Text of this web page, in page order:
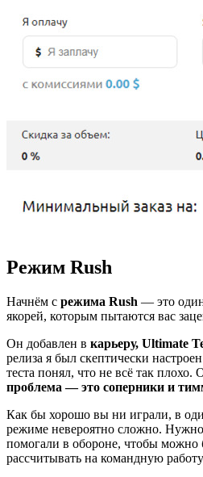
Режим Rush
Начнём с режима Rush — это
якорей, которым пытаются вас
Он добавлен в карьеру, Ultimate
релиза я был скептически
теста понял, что не всё так плохо.
проблема — это соперники и
Как бы хорошо вы ни играли, в
режиме невероятно сложно.
помогали в обороне, чтобы можно
рассчитывать на командную